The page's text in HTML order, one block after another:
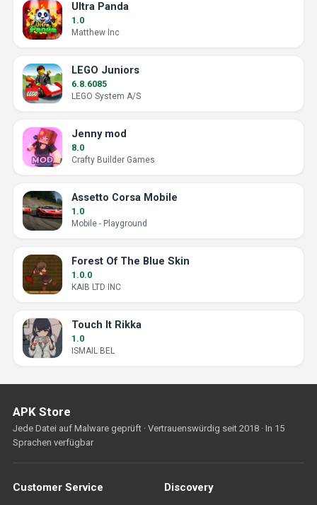
Ultra Panda
1.0
Matthew Inc
LEGO Juniors
6.8.6085
LEGO System A/S
Jenny mod
8.0
Crafty Builder Games
Assetto Corsa Mobile
1.0
Mobile - Playground
Forest Of The Blue Skin
1.0.0
KAIB LTD INC
Touch It Rikka
1.0
ISMAIL BEL
APK Store
Jede Datei auf Malware geprüft · Vertrauenswürdig seit 2018 · In 15
Sprachen verfügbar
Customer Service Discovery